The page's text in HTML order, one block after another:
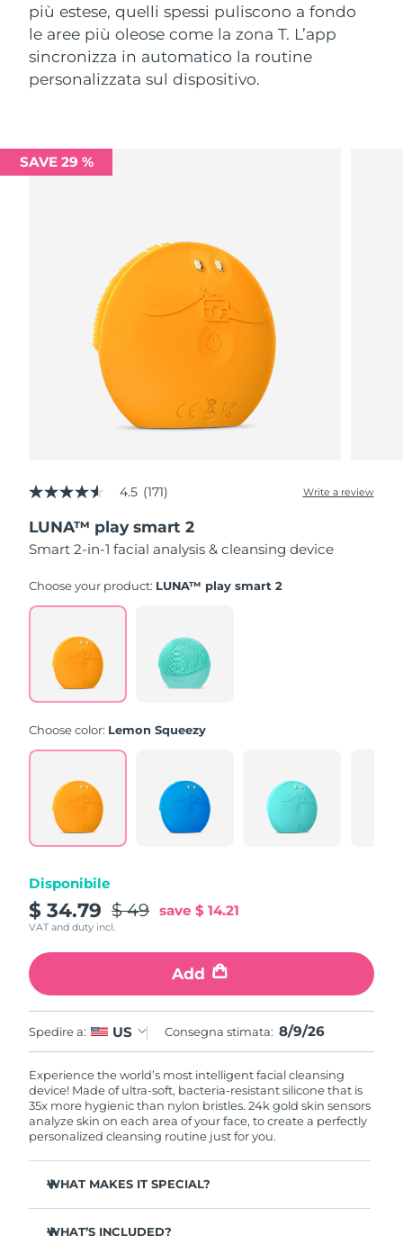
più estese, quelli spessi puliscono a fondo
le aree più oleose come la zona T. L’app
sincronizza in automatico la routine
personalizzata sul dispositivo.
SAVE 29 %
4.5
of
5
stars,
rating
Read
Reviews.
Same
page
link.
4.5 (171) Write a review
LUNA™ play smart 2
Smart 2-in-1 facial analysis & cleansing device
Choose your product: LUNA™ play smart 2
Choose color: Lemon Squeezy
Disponibile
$ 34.79 $ 49 save $ 14.21
VAT and duty incl.
Add
Spedire a: US Consegna stimata: 8/9/26
Experience the world’s most intelligent facial cleansing
device! Made of ultra-soft, bacteria-resistant silicone that is
35x more hygienic than nylon bristles. 24k gold skin sensors
analyze skin on each area of your face, to create a perfectly
personalized cleansing routine just for you.
WHAT MAKES IT SPECIAL?
cleanse.
WHAT’S INCLUDED?